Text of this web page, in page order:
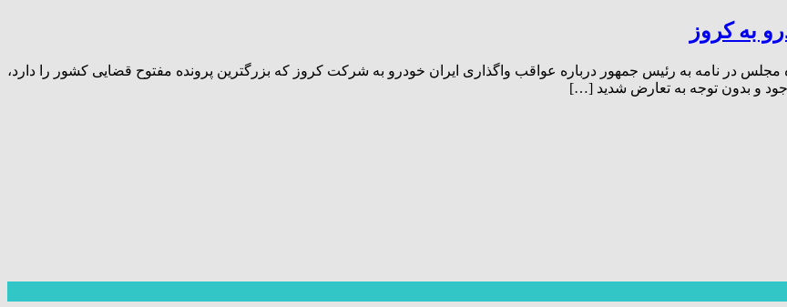
نماینده مجلس با واگذاری ایران‌خودرو به کروز ۱۴۰ نماینده مجلس در نامه‌ به رئیس جمهور درباره عواقب واگذاری ایران خودرو به شرکت کروز که بزرگترین پرونده مفتوح قضایی کشور را دارد،
و بدون توجه به تعارض شدید […]